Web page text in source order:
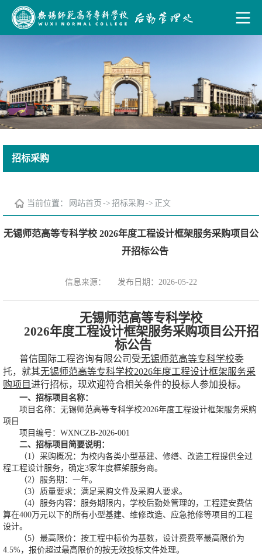
招标采购
当前位置： 网站首页 -> 招标采购 -> 正文
无锡师范高等专科学校 2026年度工程设计框架服务采购项目公
开招标公告
信息来源： 发布日期：2026-05-22
无锡师范高等专科学校
2026年度工程设计框架服务采购项目 公开招
标公告
普信国际工程咨询有限公司 受无锡师范高等专科学校委
托，就其无锡师范高等专科学校2026年度工程设计框架服务采
购项目进行招标，现欢迎符合相关条件的投标人参加投标。
一、招标项目名称：
项目名称：无锡师范高等专科学校2026年度工程设计框架服务采购
项目
项目编号：WXNCZB-2026-001
二、招标项目简要说明：
（1）采购概况：为校内各类小型基建、修缮、改造工程提供全过
程工程设计服务，确定3家年度框架服务商。
（2）服务期：一年。
（3）质量要求：满足采购文件及采购人要求。
（4）服务内容：服务期限内，学校后勤处管理的，工程建安费估
算在400万元以下的所有小型基建、维修改造、应急抢修等项目的工程
设计。
（5）最高限价：按工程中标价为基数，设计费费率最高限价为
4.5%，报价超过最高限价的按无效投标文件处理。